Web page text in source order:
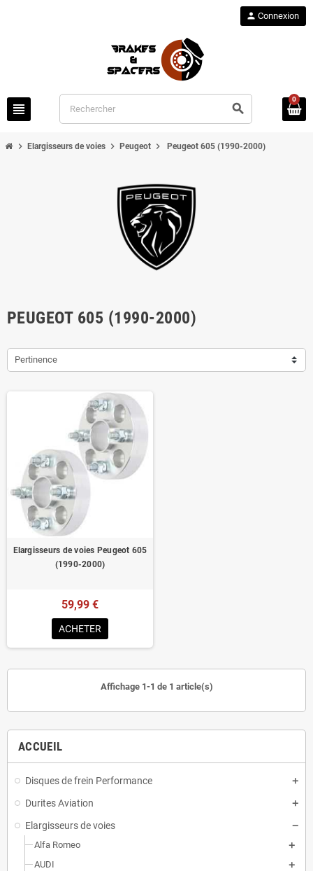
view_headline search
person Connexion
0
chevron_right Elargisseurs de voies chevron_right Peugeot chevron_right Peugeot 605 (1990-2000)
ACCUEIL
Disques de frein Performance
Durites Aviation
Elargisseurs de voies
Alfa Romeo
AUDI
PEUGEOT 605 (1990-2000)
Pertinence
Elargisseurs de voies Peugeot 605
(1990-2000)
59,99 €
ACHETER
Affichage 1-1 de 1 article(s)